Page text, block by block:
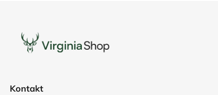
Kontakt